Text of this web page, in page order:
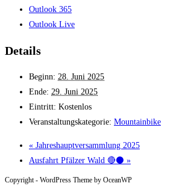
Outlook 365
Outlook Live
Details
Beginn: 28. Juni 2025
Ende: 29. Juni 2025
Eintritt: Kostenlos
Veranstaltungskategorie: Mountainbike
« Jahreshauptversammlung 2025
Ausfahrt Pfälzer Wald 🔴⚫ »
Copyright - WordPress Theme by OceanWP